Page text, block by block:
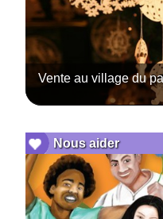
Vente au village du
Nous aider